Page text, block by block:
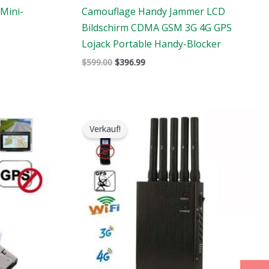
Camouflage Handy Jammer LCD
Bildschirm CDMA GSM 3G 4G GPS
Lojack Portable Handy-Blocker
$599.00 $396.99
Verkauf!
ursprüngliche
Preis
$466.00.
aktuelle
Preis
ist:
$288.99.